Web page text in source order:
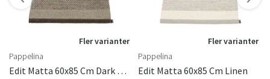
Fler varianter
Pappelina
Edit Matta 60x85 Cm Dark Brown
Fler varianter
Pappelina
Edit Matta 60x85 Cm Linen